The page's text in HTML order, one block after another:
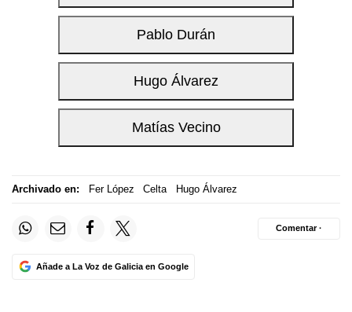
Archivado en: Fer López Celta Hugo Álvarez
Añade a La Voz de Galicia en Google
Comentar ·